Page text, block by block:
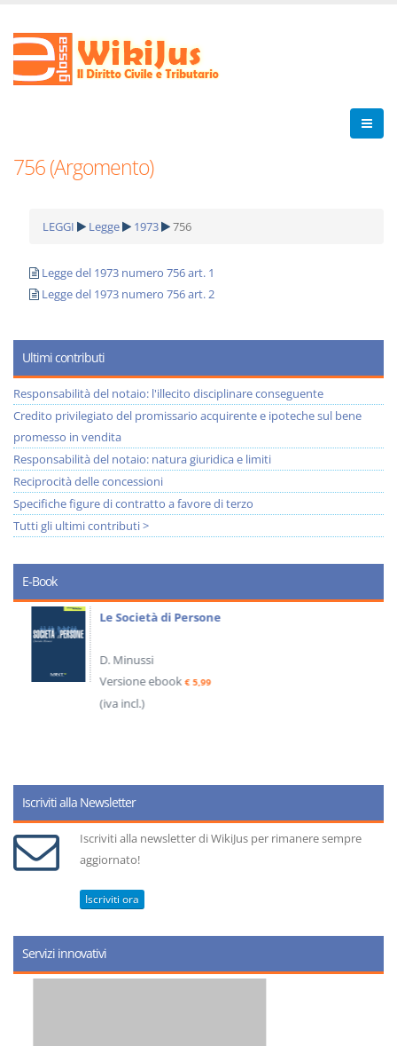
756 (Argomento)
LEGGI Legge 1973 756
Legge del 1973 numero 756 art. 1
Legge del 1973 numero 756 art. 2
Ultimi contributi
Responsabilità del notaio: l'illecito disciplinare conseguente
Credito privilegiato del promissario acquirente e ipoteche sul bene
promesso in vendita
Responsabilità del notaio: natura giuridica e limiti
Reciprocità delle concessioni
Specifiche figure di contratto a favore di terzo
Tutti gli ultimi contributi >
E-Book
Le Società di Persone
D. Minussi
Versione ebook€ 5,99
(iva incl.)
Iscriviti alla Newsletter
Iscriviti alla newsletter di WikiJus per rimanere sempre
aggiornato!
Iscriviti ora
Servizi innovativi